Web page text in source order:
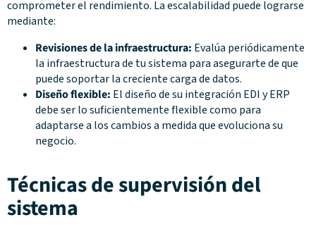
comprometer el rendimiento. La escalabilidad puede lograrse
mediante:
Revisiones de la infraestructura: Evalúa periódicamente
la infraestructura de tu sistema para asegurarte de que
puede soportar la creciente carga de datos.
Diseño flexible: El diseño de su integración EDI y ERP
debe ser lo suficientemente flexible como para
adaptarse a los cambios a medida que evoluciona su
negocio.
Técnicas de supervisión del
sistema